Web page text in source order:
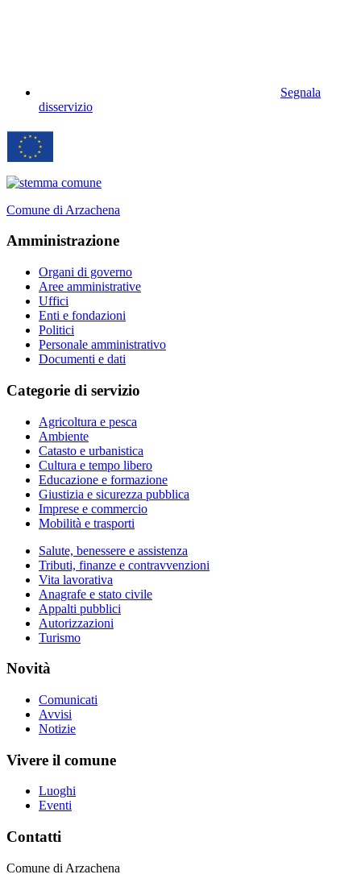
Segnala
disservizio
Comune di Arzachena
Amministrazione
Organi di governo
Aree amministrative
Uffici
Enti e fondazioni
Politici
Personale amministrativo
Documenti e dati
Categorie di servizio
Agricoltura e pesca
Ambiente
Catasto e urbanistica
Cultura e tempo libero
Educazione e formazione
Giustizia e sicurezza pubblica
Imprese e commercio
Mobilità e trasporti
Salute, benessere e assistenza
Tributi, finanze e contravvenzioni
Vita lavorativa
Anagrafe e stato civile
Appalti pubblici
Autorizzazioni
Turismo
Novità
Comunicati
Avvisi
Notizie
Vivere il comune
Luoghi
Eventi
Contatti
Comune di Arzachena